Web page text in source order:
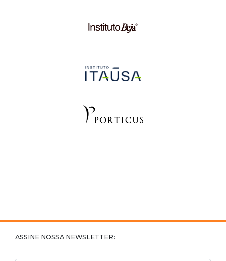
ASSINE NOSSA NEWSLETTER: